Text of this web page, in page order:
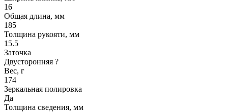
16
Общая длина, мм
185
Толщина рукояти, мм
15.5
Заточка
Двусторонняя ?
Вес, г
174
Зеркальная полировка
Да
Толщина сведения, мм